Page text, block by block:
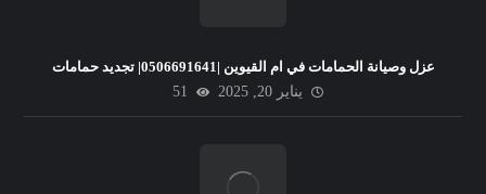
عزل وصيانة الحمامات في ام القيوين |0506691641| تجديد حمامات
يناير 20, 2025
51